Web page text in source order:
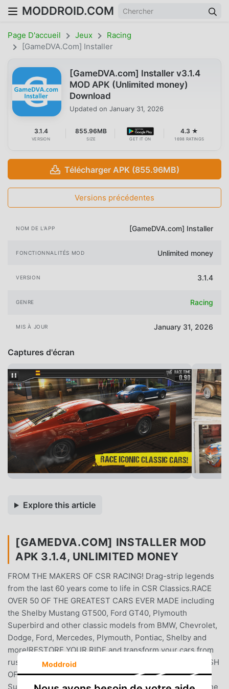
MODDROID.COM
Page D'accueil Jeux
Racing
[GameDVA.com] Installer
[GameDVA.com] Installer v3.1.4
MOD APK (Unlimited money)
Download
Updated on January 31, 2026
3.1.4
VERSION
855.96MB
SIZE GET IT ON
4.3 ★
1698 RATINGS
Télécharger APK (855.96MB)
Versions précédentes
NOM DE L'APP [GameDVA.com] Installer
FONCTIONNALITÉS MOD Unlimited money
VERSION 3.1.4
GENRE Racing
MIS À JOUR January 31, 2026
Captures d'écran
Explore this article
[GAMEDVA.COM] INSTALLER MOD
APK 3.1.4, UNLIMITED MONEY
FROM THE MAKERS OF CSR RACING! Drag-strip legends
from the last 60 years come to life in CSR Classics.RACE
OVER 50 OF THE GREATEST CARS EVER MADE including
the Shelby Mustang GT500, Ford GT40, Plymouth
Superbird and other classic models from BMW, Chevrolet,
Dodge, Ford, Mercedes, Plymouth, Pontiac, Shelby and
more!RESTORE YOUR RIDE and transform your cars from
rusty unloved shells into gorgeous icons of driving!CLASH
OF THE TITANS! - Cobra vs. Mercedes 300SL, Dodge
Superbee vs. Chevrolet Camaro, Ford Mustang vs. Skyline
Moddroid